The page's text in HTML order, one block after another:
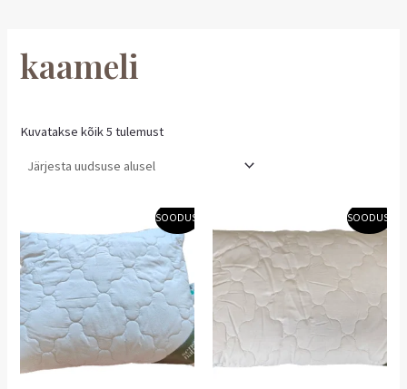
kaameli
Kuvatakse kõik 5 tulemust
SOODUS!
hind
oli:
39,90 €.
hind
on:
35,91 €.
SOODUS!
hind
oli:
46,90 €.
hind
on:
42,21 €.